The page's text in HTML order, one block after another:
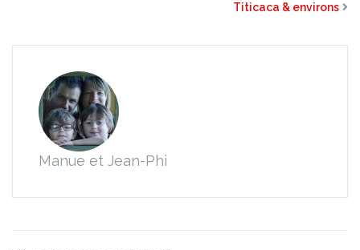
Titicaca & environs
Manue et Jean-Phi